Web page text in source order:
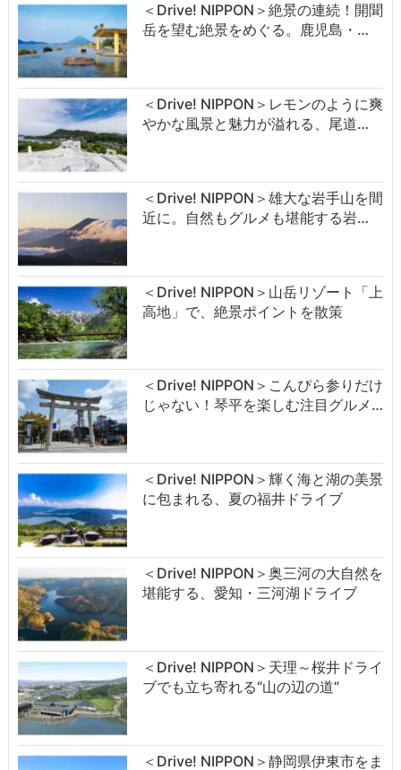
＜Drive! NIPPON＞絶景の連続！開聞
岳を望む絶景をめぐる。鹿児島・…
＜Drive! NIPPON＞レモンのように爽
やかな風景と魅力が溢れる、尾道…
＜Drive! NIPPON＞雄大な岩手山を間
近に。自然もグルメも堪能する岩…
＜Drive! NIPPON＞山岳リゾート「上
高地」で、絶景ポイントを散策
＜Drive! NIPPON＞こんぴら参りだけ
じゃない！琴平を楽しむ注目グルメ…
＜Drive! NIPPON＞輝く海と湖の美景
に包まれる、夏の福井ドライブ
＜Drive! NIPPON＞奥三河の大自然を
堪能する、愛知・三河湖ドライブ
＜Drive! NIPPON＞天理～桜井ドライ
ブでも立ち寄れる“山の辺の道”
＜Drive! NIPPON＞静岡県伊東市をま